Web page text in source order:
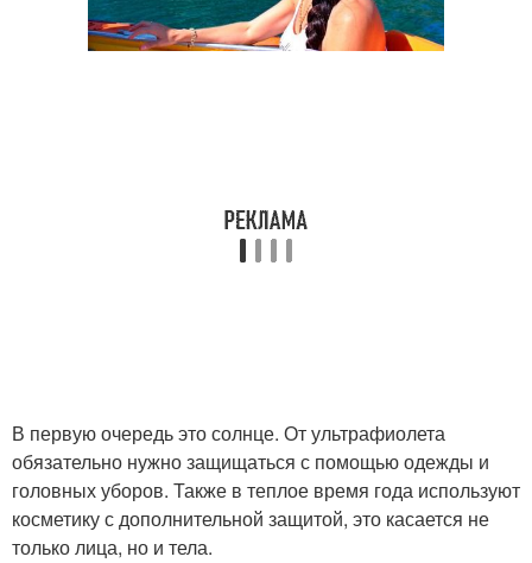
В первую очередь это солнце. От ультрафиолета
обязательно нужно защищаться с помощью одежды и
головных уборов. Также в теплое время года используют
косметику с дополнительной защитой, это касается не
только лица, но и тела.